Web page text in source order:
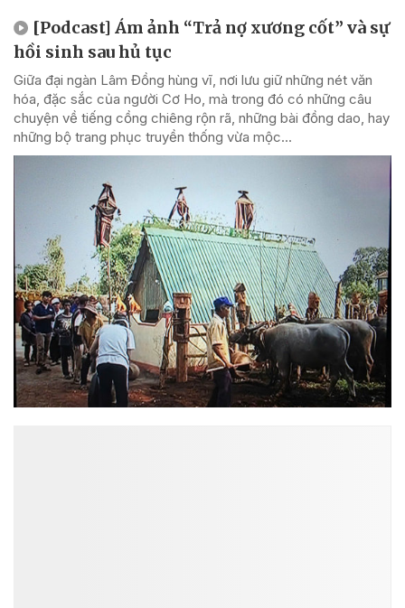
[Podcast] Ám ảnh “Trả nợ xương cốt” và sự
hồi sinh sau hủ tục
Giữa đại ngàn Lâm Đồng hùng vĩ, nơi lưu giữ những nét văn
hóa, đặc sắc của người Cơ Ho, mà trong đó có những câu
chuyện về tiếng cồng chiêng rộn rã, những bài đồng dao, hay
những bộ trang phục truyền thống vừa mộc...